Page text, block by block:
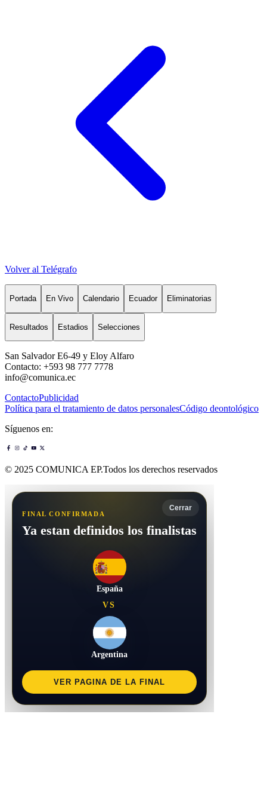
Volver al Telégrafo
Portada En Vivo Calendario Ecuador Eliminatorias
Resultados Estadios Selecciones
San Salvador E6-49 y Eloy Alfaro
Contacto: +593 98 777 7778
info@comunica.ec
ContactoPublicidad
Política para el tratamiento de datos personalesCódigo deontológico
Síguenos en:
© 2025 COMUNICA EP.Todos los derechos reservados
Cerrar
FINAL CONFIRMADA
Ya estan definidos los finalistas
España
VS
Argentina
VER PAGINA DE LA FINAL